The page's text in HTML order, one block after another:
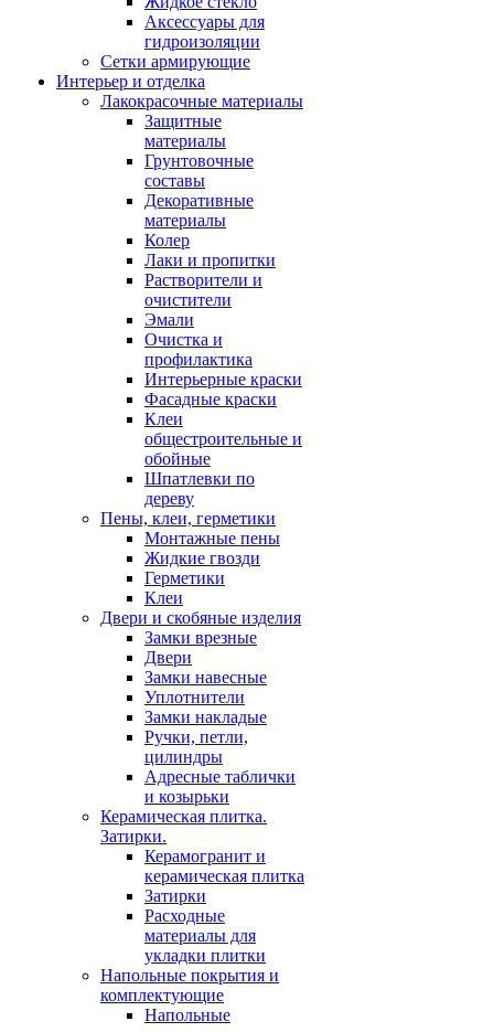
Аксессуары для
гидроизоляции
Сетки армирующие
Интерьер и отделка
Лакокрасочные материалы
Защитные
материалы
Грунтовочные
составы
Декоративные
материалы
Колер
Лаки и пропитки
Растворители и
очистители
Эмали
Очистка и
профилактика
Интерьерные краски
Фасадные краски
Клеи
общестроительные и
обойные
Шпатлевки по
дереву
Пены, клеи, герметики
Монтажные пены
Жидкие гвозди
Герметики
Клеи
Двери и скобяные изделия
Замки врезные
Двери
Замки навесные
Уплотнители
Замки накладые
Ручки, петли,
цилиндры
Адресные таблички
и козырьки
Керамическая плитка.
Затирки.
Керамогранит и
керамическая плитка
Затирки
Расходные
материалы для
укладки плитки
Напольные покрытия и
комплектующие
Напольные